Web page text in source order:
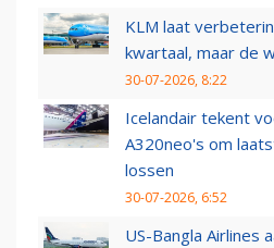
KLM laat
kwartaal, maar de
30-07-2026, 8:22
Icelandair tekent
A320neo's om
lossen
30-07-2026, 6:52
US-Bangla Airlines